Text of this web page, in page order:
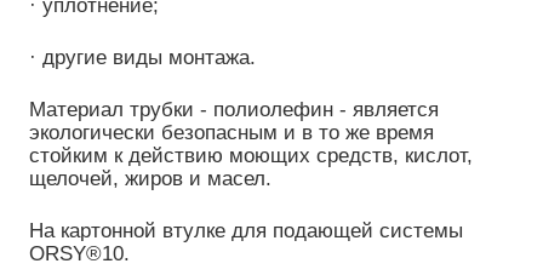
· другие виды монтажа.
Материал трубки - полиолефин - является
экологически безопасным и в то же время
стойким к действию моющих средств, кислот,
щелочей, жиров и масел.
На картонной втулке для подающей системы
ORSY®10.